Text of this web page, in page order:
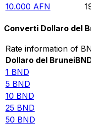
10.000 AFN
Converti Dollaro del
Rate information of
Dollaro del Brunei
1 BND
5 BND
10 BND
25 BND
50 BND